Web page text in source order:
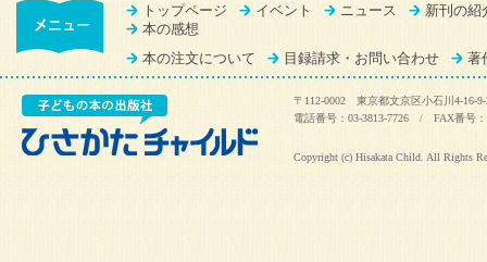
トップページ イベント ニュース
新刊の紹
本の感想
本の注文について
目録請求・お問い合わせ 著
〒112-0002 東京都文京区小石川4-16-9-
電話番号：03-3813-7726 / FAX番号：
Copyright (c) Hisakata Child. All Rights